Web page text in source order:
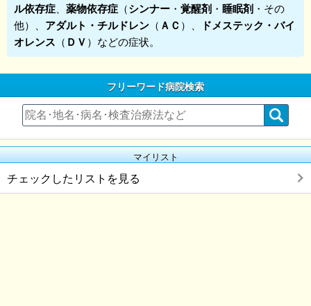
ル依存症
薬物依存症 （シンナー ・ 覚醒剤 ・ 睡眠剤 ・その
他）、 アダルト・チルドレン （ ＡＣ ）、
ドメステック・バイ
オレンス （ ＤＶ）などの症状。
フリーワード病院検索
マイリスト
チェックしたリストを見る